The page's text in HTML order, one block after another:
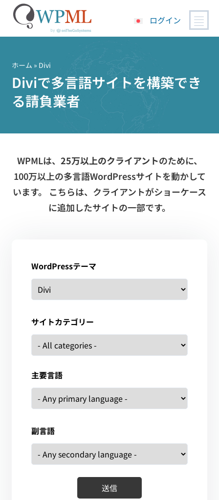
ッ
ログイン
ホーム » Divi
Diviで多言語サイトを構築でき
る請負業者
WPMLは、 25万以上のクライアントのために、
100万以上の多言語WordPressサイトを動かして
います。 こちらは、クライアントがショーケース
に追加したサイトの一部です。
WordPressテーマ
サイトカテゴリー
主要言語
副言語